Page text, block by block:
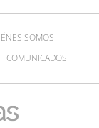
SOMOS
COMUNICADOS